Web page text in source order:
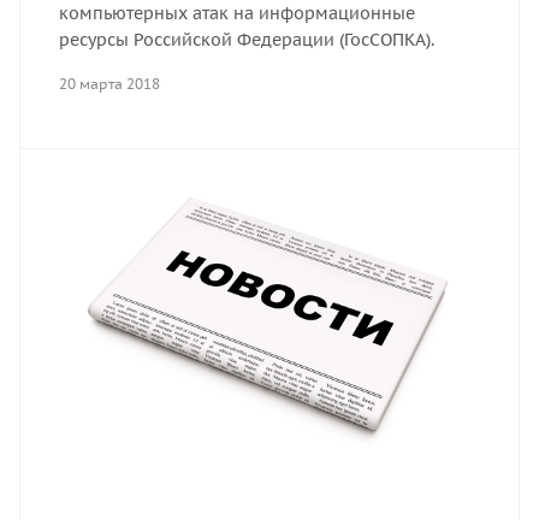
компьютерных атак на информационные
ресурсы Российской Федерации (ГосСОПКА).
20 марта 2018